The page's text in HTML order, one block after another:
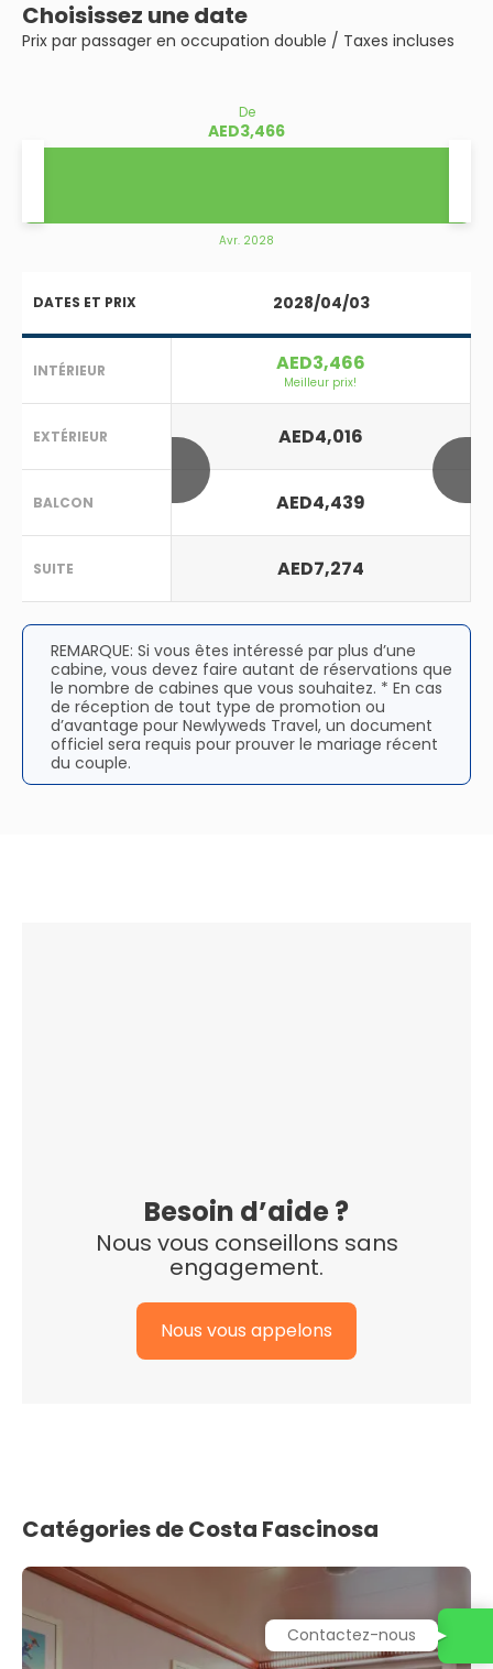
Choisissez une date
Prix par passager en occupation double / Taxes incluses
De
AED3,466
Avr. 2028
DATES ET PRIX
INTÉRIEUR
EXTÉRIEUR
BALCON
SUITE
2028/04/03
AED3,466
Meilleur prix!
AED4,016
AED4,439
AED7,274
REMARQUE: Si vous êtes intéressé par plus d’une
cabine, vous devez faire autant de réservations que
le nombre de cabines que vous souhaitez. * En cas
de réception de tout type de promotion ou
d’avantage pour Newlyweds Travel, un document
officiel sera requis pour prouver le mariage récent
du couple.
Besoin d’aide ?
Nous vous conseillons sans
engagement.
Nous vous appelons
Catégories de Costa Fascinosa
Contactez-nous